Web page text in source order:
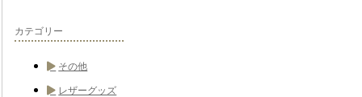
カテゴリー
その他
レザーグッズ